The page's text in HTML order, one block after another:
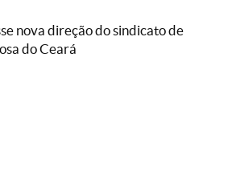
nova direção do sindicato de
do Ceará